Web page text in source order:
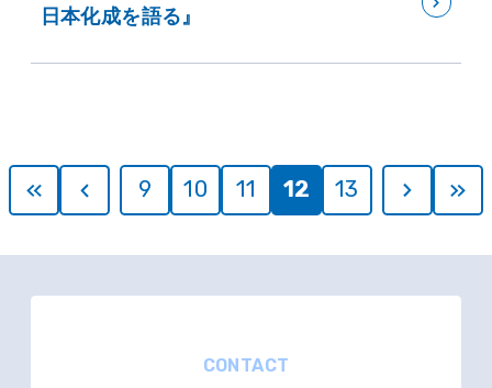
日本化成を語る』
9 10 11 12 13
CONTACT